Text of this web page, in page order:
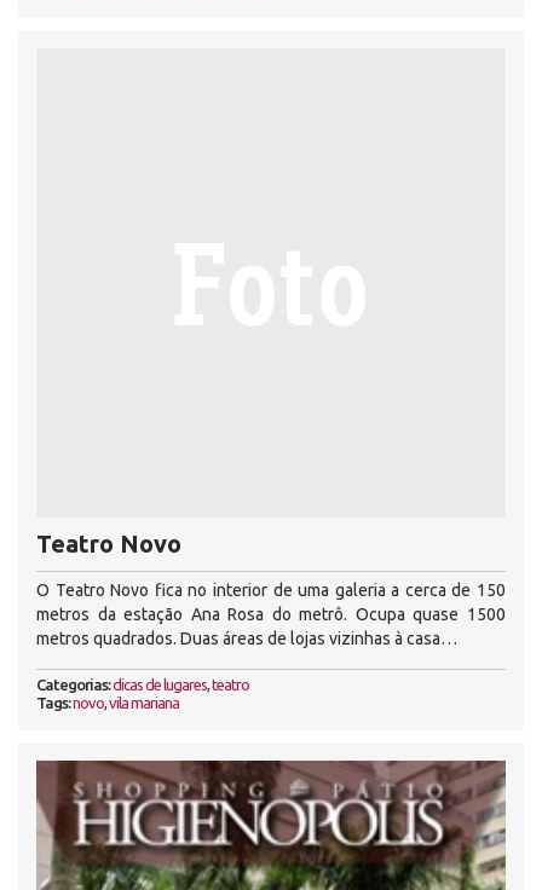
Teatro Novo
O Teatro Novo fica no interior de uma galeria a cerca de 150
metros da estação Ana Rosa do metrô. Ocupa quase 1500
metros quadrados. Duas áreas de lojas vizinhas à casa…
Categorias:dicas de lugares,teatro
Tags:novo,vila mariana